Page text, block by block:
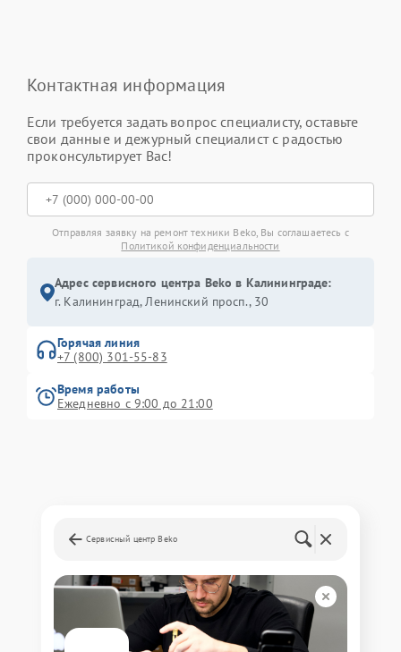
Контактная информация
Если требуется задать вопрос специалисту, оставьте
свои данные и дежурный специалист с радостью
проконсультирует Вас!
Отправляя заявку на ремонт техники Beko, Вы соглашаетесь с
Политикой конфиденциальности
Адрес сервисного центра Beko в Калининграде:
г. Калининград, Ленинский просп., 30
Горячая линия
+7 (800) 301-55-83
Время работы
Ежедневно с 9:00 до 21:00
Сервисный центр Beko